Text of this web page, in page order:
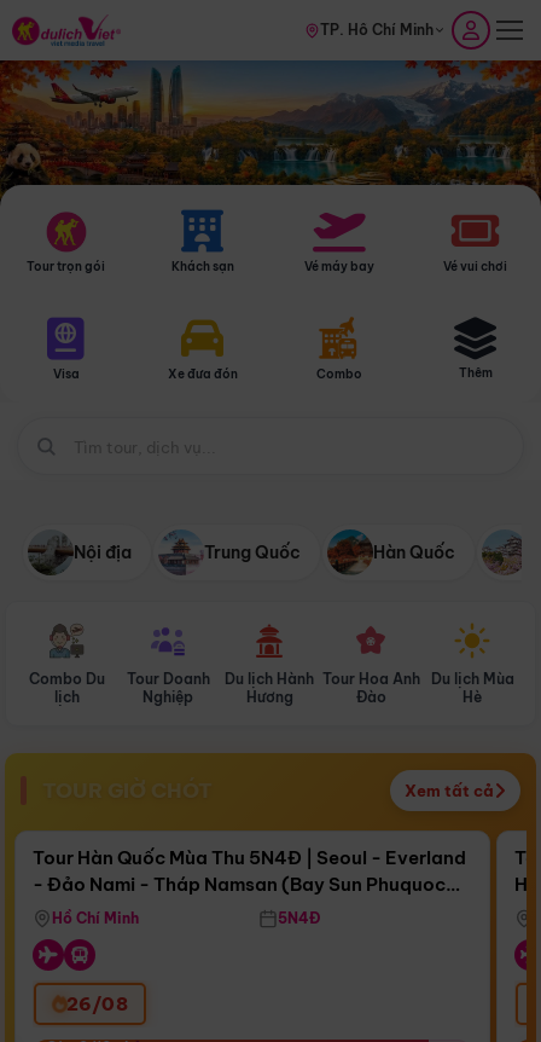
TP. Hồ Chí Minh
Tour trọn gói Khách sạn Vé máy bay Vé vui chơi
Visa Xe đưa đón Combo Thêm
Nội địa Trung Quốc Hàn Quốc
Combo Du
lịch
Tour Doanh
Nghiệp
Du lịch Hành
Hương
Tour Hoa Anh
Đào
Du lịch Mùa
Hè
TOUR GIỜ CHÓT Xem tất cả
Còn15 ngày 09:06:31
Bay Sun Phuquoc Airways
Điểm nổi bật
Tour Hàn Quốc Mùa Thu 5N4Đ | Seoul - Everland
- Đảo Nami - Tháp Namsan (Bay Sun Phuquoc
Airways)
Hồ Chí Minh 5N4Đ
26/08